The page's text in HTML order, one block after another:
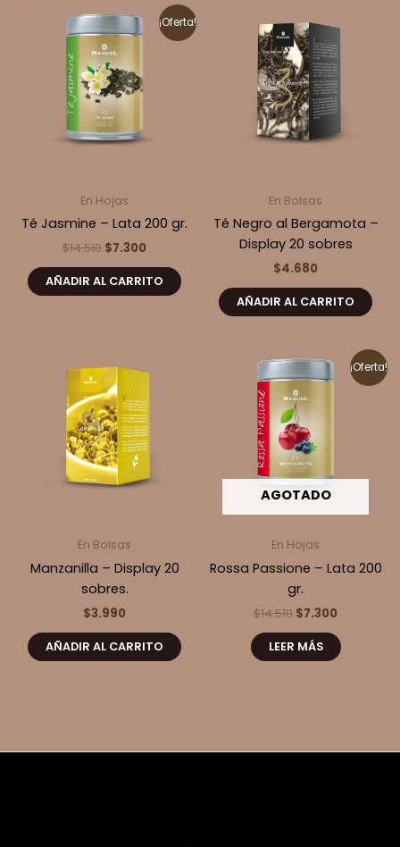
¡Oferta!
En Hojas
Té Jasmine – Lata 200 gr.
$14.510 El
original
era:
$7.300El
actual
es:
AÑADIR AL CARRITO
En Bolsas
Té Negro al Bergamota –
Display 20 sobres
$4.680
AÑADIR AL CARRITO
En Bolsas
Manzanilla – Display 20
sobres.
$3.990
AÑADIR AL CARRITO
¡Oferta!
AGOTADO
En Hojas
Rossa Passione – Lata 200
gr.
$14.510 El
original
era:
$7.300El
actual
es:
LEER MÁS